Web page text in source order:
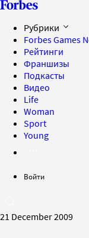
Рубрики
Forbes Games
Рейтинги
Франшизы
Подкасты
Видео
Life
Woman
Sport
Young
Войти
21 December 2009